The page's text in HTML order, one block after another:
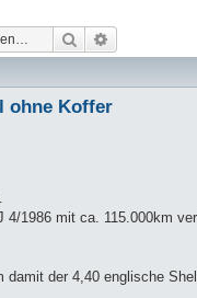
Suche
ohne Koffer
1986 mit ca. 115.000km
der 4,40 englische